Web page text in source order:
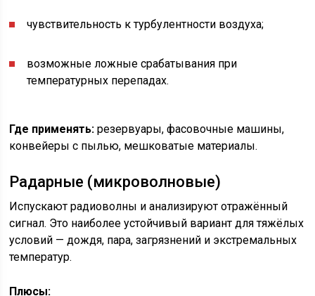
чувствительность к турбулентности воздуха;
возможные ложные срабатывания при
температурных перепадах.
Где применять: резервуары, фасовочные машины,
конвейеры с пылью, мешковатые материалы.
Радарные (микроволновые)
Испускают радиоволны и анализируют отражённый
сигнал. Это наиболее устойчивый вариант для тяжёлых
условий — дождя, пара, загрязнений и экстремальных
температур.
Плюсы: